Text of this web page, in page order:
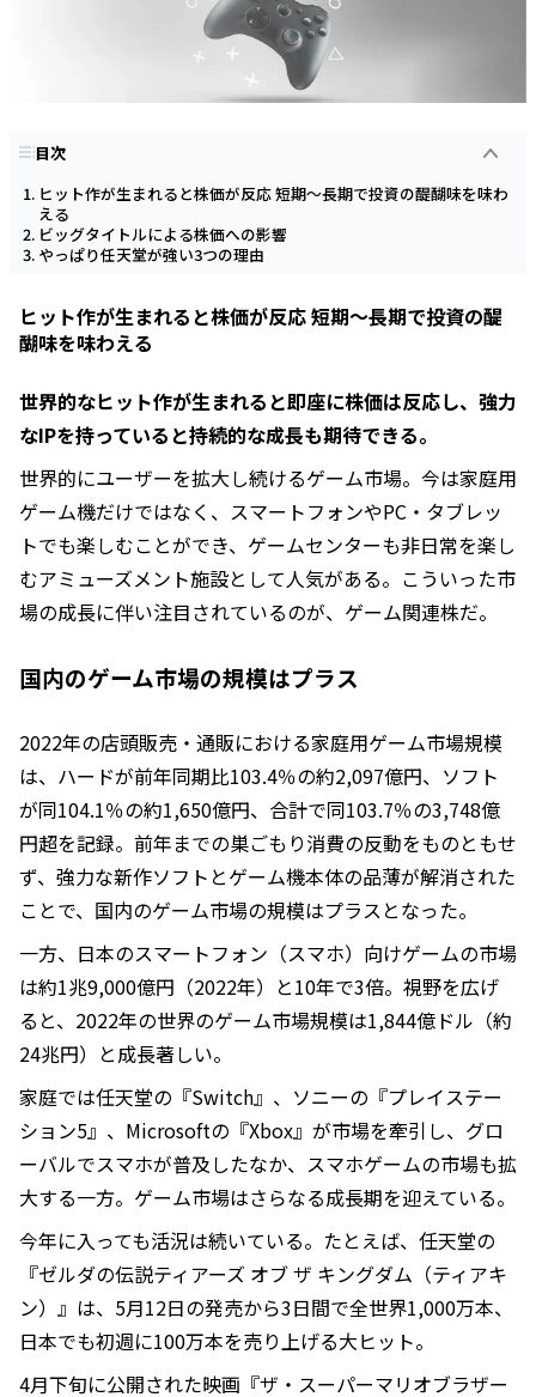
目次
ヒット作が生まれると株価が反応 短期～長期で投資の醍醐味を味わ
える
ビッグタイトルによる株価への影響
やっぱり任天堂が強い3つの理由
ヒット作が生まれると株価が反応 短期～長期で投資の醍
醐味を味わえる
世界的なヒット作が生まれると即座に株価は反応し、強力
なIPを持っていると持続的な成長も期待できる。
世界的にユーザーを拡大し続けるゲーム市場。今は家庭用
ゲーム機だけではなく、スマートフォンやPC・タブレッ
トでも楽しむことができ、ゲームセンターも非日常を楽し
むアミューズメント施設として人気がある。こういった市
場の成長に伴い注目されているのが、ゲーム関連株だ。
国内のゲーム市場の規模はプラス
2022年の店頭販売・通販における家庭用ゲーム市場規模
は、ハードが前年同期比103.4％の約2,097億円、ソフト
が同104.1％の約1,650億円、合計で同103.7％の3,748億
円超を記録。前年までの巣ごもり消費の反動をものともせ
ず、強力な新作ソフトとゲーム機本体の品薄が解消された
ことで、国内のゲーム市場の規模はプラスとなった。
一方、日本のスマートフォン（スマホ）向けゲームの市場
は約1兆9,000億円（2022年）と10年で3倍。視野を広げ
ると、2022年の世界のゲーム市場規模は1,844億ドル（約
24兆円）と成長著しい。
家庭では任天堂の『Switch』、ソニーの『プレイステー
ション5』、Microsoftの『Xbox』が市場を牽引し、グロ
ーバルでスマホが普及したなか、スマホゲームの市場も拡
大する一方。ゲーム市場はさらなる成長期を迎えている。
今年に入っても活況は続いている。たとえば、任天堂の
『ゼルダの伝説ティアーズ オブ ザ キングダム（ティアキ
ン）』は、5月12日の発売から3日間で全世界1,000万本、
日本でも初週に100万本を売り上げる大ヒット。
4月下旬に公開された映画『ザ・スーパーマリオブラザー